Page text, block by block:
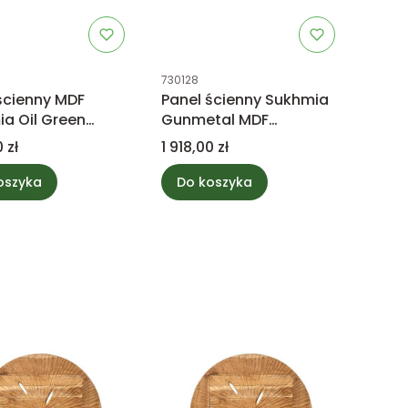
MDF
Oil Green
prostokąt S
zł
Kod produktu
730128
Panel ścienny Sukhmia
Gunmetal MDF
błyszczący kwadratowy
L PTMD Collection
Cena
1 918,00 zł
Do koszyka